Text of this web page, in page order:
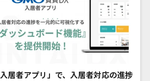
入居者アプリ」で、入居者対応の進捗